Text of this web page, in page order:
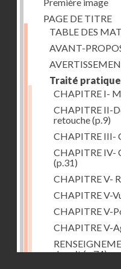
PAGE DE TITRE
TABLE DES
AVANT-
Traité
CHAPITRE I-
CHAPITRE II-
retouche(p.9)
CHAPITRE III-
CHAPITRE IV-
(p.31)
CHAPITRE V-
CHAPITRE V-
CHAPITRE V-
CHAPITRE V-
de nuit(p.74)